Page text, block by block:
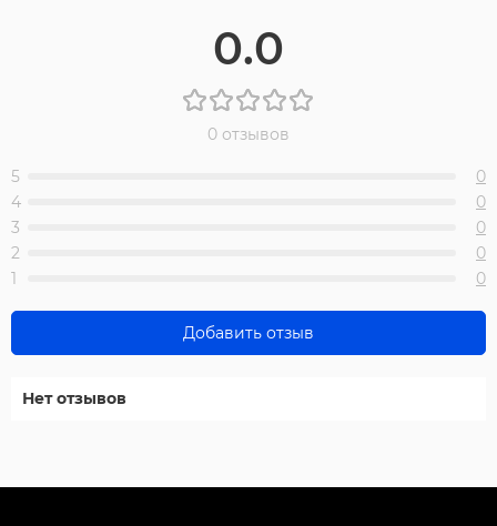
0.0
0 отзывов
5
0
4
0
3
0
2
0
1
0
Добавить отзыв
Нет отзывов